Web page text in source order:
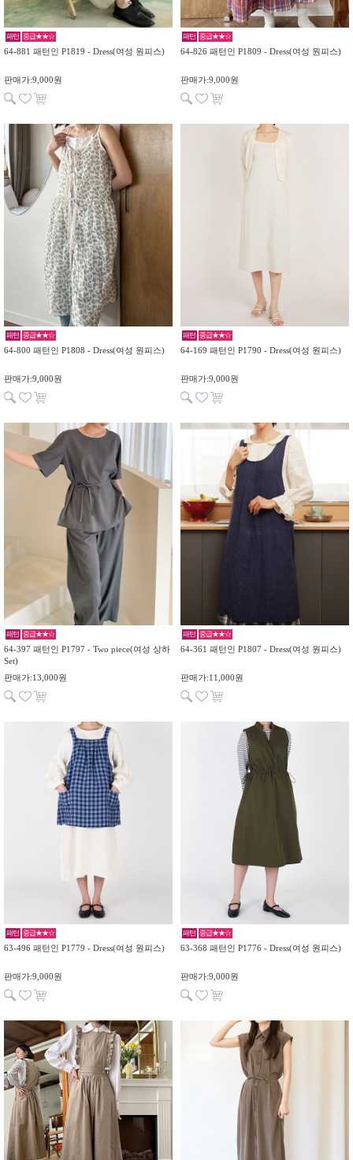
패턴 중급★★☆
64-881 패턴인 P1819 - Dress(여성 원피스)
판매가:9,000원
패턴 중급★★☆
64-826 패턴인 P1809 - Dress(여성 원피스)
판매가:9,000원
패턴 중급★★☆
64-800 패턴인 P1808 - Dress(여성 원피스)
판매가:9,000원
패턴 중급★★☆
64-169 패턴인 P1790 - Dress(여성 원피스)
판매가:9,000원
패턴 중급★★☆
64-397 패턴인 P1797 - Two piece(여성 상하
Set)
판매가:13,000원
패턴 중급★★☆
64-361 패턴인 P1807 - Dress(여성 원피스)
판매가:11,000원
패턴 중급★★☆
63-496 패턴인 P1779 - Dress(여성 원피스)
판매가:9,000원
패턴 중급★★☆
63-368 패턴인 P1776 - Dress(여성 원피스)
판매가:9,000원